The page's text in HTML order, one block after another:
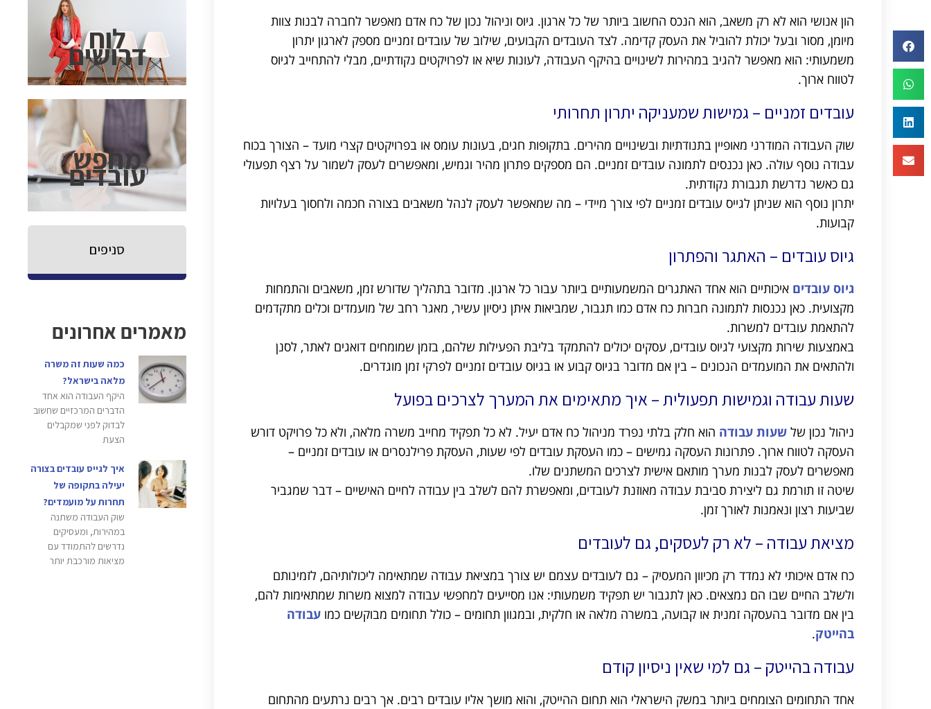
הון אנושי הוא לא רק משאב, הוא הנכס החשוב ביותר של כל ארגון. גיוס וניהול נכון של כח אדם מאפשר לחברה לבנות צוות
מיומן, מסור ובעל יכולת להוביל את העסק קדימה. לצד העובדים הקבועים, שילוב של עובדים זמניים מספק לארגון יתרון
משמעותי: הוא מאפשר להגיב במהירות לשינויים בהיקף העבודה, לעונות שיא או לפרויקטים נקודתיים, מבלי להתחייב לגיוס
לטווח ארוך.
עובדים זמניים – גמישות שמעניקה יתרון תחרותי
שוק העבודה המודרני מאופיין בתנודתיות ובשינויים מהירים. בתקופות חגים, בעונות עומס או בפרויקטים קצרי מועד – הצורך בכוח
עבודה נוסף עולה. כאן נכנסים לתמונה עובדים זמניים. הם מספקים פתרון מהיר וגמיש, ומאפשרים לעסק לשמור על רצף תפעולי
גם כאשר נדרשת תגבורת נקודתית.
יתרון נוסף הוא שניתן לגייס עובדים זמניים לפי צורך מיידי – מה שמאפשר לעסק לנהל משאבים בצורה חכמה ולחסוך בעלויות
קבועות.
גיוס עובדים – האתגר והפתרון
גיוס עובדים איכותיים הוא אחד האתגרים המשמעותיים ביותר עבור כל ארגון. מדובר בתהליך שדורש זמן, משאבים והתמחות
מקצועית. כאן נכנסות לתמונה חברות כח אדם כמו תגבור, שמביאות איתן ניסיון עשיר, מאגר רחב של מועמדים וכלים מתקדמים
להתאמת עובדים למשרות.
באמצעות שירות מקצועי לגיוס עובדים, עסקים יכולים להתמקד בליבת הפעילות שלהם, בזמן שמומחים דואגים לאתר, לסנן
ולהתאים את המועמדים הנכונים – בין אם מדובר בגיוס קבוע או בגיוס עובדים זמניים לפרקי זמן מוגדרים.
שעות עבודה וגמישות תפעולית – איך מתאימים את המערך לצרכים בפועל
ניהול נכון של שעות עבודה הוא חלק בלתי נפרד מניהול כח אדם יעיל. לא כל תפקיד מחייב משרה מלאה, ולא כל פרויקט דורש
העסקה לטווח ארוך. פתרונות העסקה גמישים – כמו העסקת עובדים לפי שעות, העסקת פרילנסרים או עובדים זמניים –
מאפשרים לעסק לבנות מערך מותאם אישית לצרכים המשתנים שלו.
שיטה זו תורמת גם ליצירת סביבת עבודה מאוזנת לעובדים, ומאפשרת להם לשלב בין עבודה לחיים האישיים – דבר שמגביר
שביעות רצון ונאמנות לאורך זמן.
מציאת עבודה – לא רק לעסקים, גם לעובדים
כח אדם איכותי לא נמדד רק מכיוון המעסיק – גם לעובדים עצמם יש צורך במציאת עבודה שמתאימה ליכולותיהם, לזמינותם
ולשלב החיים שבו הם נמצאים. כאן לתגבור יש תפקיד משמעותי: אנו מסייעים למחפשי עבודה למצוא משרות שמתאימות להם,
בין אם מדובר בהעסקה זמנית או קבועה, במשרה מלאה או חלקית, ובמגוון תחומים – כולל תחומים מבוקשים כמו עבודה
בהייטק.
עבודה בהייטק – גם למי שאין ניסיון קודם
אחד התחומים הצומחים ביותר במשק הישראלי הוא תחום ההייטק, והוא מושך אליו עובדים רבים. אך רבים נרתעים מהתחום
לוח
דרושים
מחפש
עובדים
סניפים
מאמרים אחרונים
כמה שעות זה משרה
מלאה בישראל?
היקף העבודה הוא אחד
הדברים המרכזיים שחשוב
לבדוק לפני שמקבלים
הצעת
איך לגייס עובדים בצורה
יעילה בתקופה של
תחרות על מועמדים?
שוק העבודה משתנה
במהירות, ומעסיקים
נדרשים להתמודד עם
מציאות מורכבת יותר